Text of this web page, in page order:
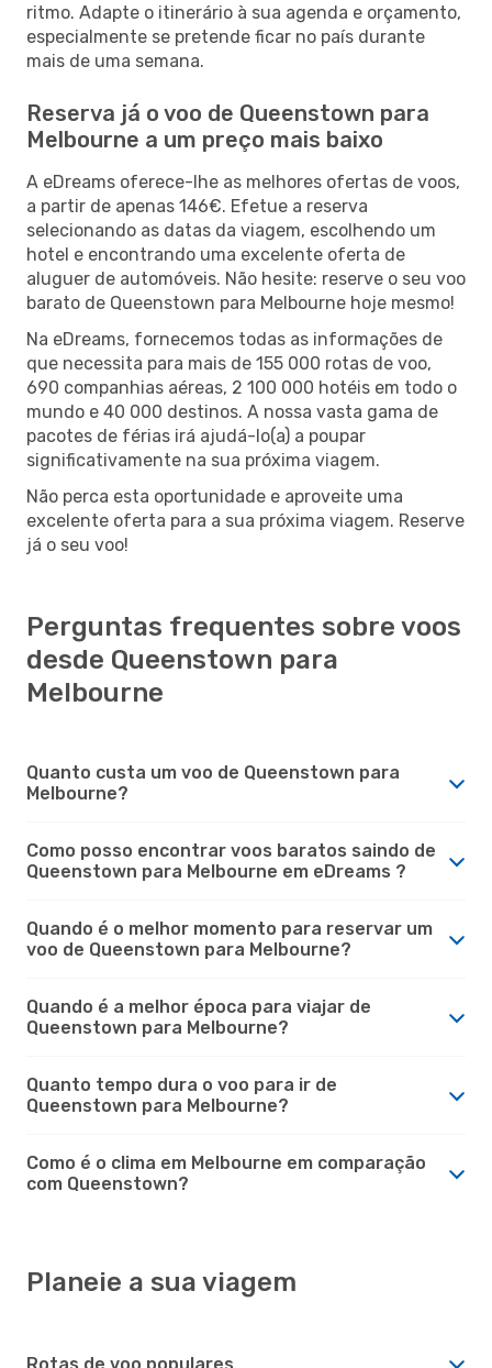
ritmo. Adapte o itinerário à sua agenda e orçamento,
especialmente se pretende ficar no país durante
mais de uma semana.
Reserva já o voo de Queenstown para
Melbourne a um preço mais baixo
A eDreams oferece-lhe as melhores ofertas de voos,
a partir de apenas 146€. Efetue a reserva
selecionando as datas da viagem, escolhendo um
hotel e encontrando uma excelente oferta de
aluguer de automóveis. Não hesite: reserve o seu voo
barato de Queenstown para Melbourne hoje mesmo!
Na eDreams, fornecemos todas as informações de
que necessita para mais de 155 000 rotas de voo,
690 companhias aéreas, 2 100 000 hotéis em todo o
mundo e 40 000 destinos. A nossa vasta gama de
pacotes de férias irá ajudá-lo(a) a poupar
significativamente na sua próxima viagem.
Não perca esta oportunidade e aproveite uma
excelente oferta para a sua próxima viagem. Reserve
já o seu voo!
Perguntas frequentes sobre voos
desde Queenstown para
Melbourne
Quanto custa um voo de Queenstown para
Melbourne?
Como posso encontrar voos baratos saindo de
Queenstown para Melbourne em eDreams ?
Quando é o melhor momento para reservar um
voo de Queenstown para Melbourne?
Quando é a melhor época para viajar de
Queenstown para Melbourne?
Quanto tempo dura o voo para ir de
Queenstown para Melbourne?
Como é o clima em Melbourne em comparação
com Queenstown?
Planeie a sua viagem